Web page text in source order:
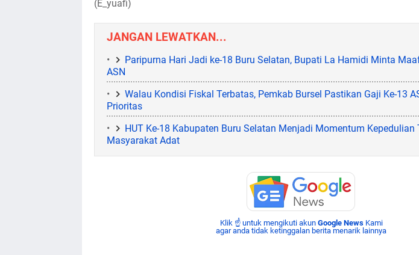
(E_yuafi)
JANGAN LEWATKAN...
Paripurna Hari Jadi ke-18 Buru Selatan, Bupati La Hamidi Minta
ASN
Walau Kondisi Fiskal Terbatas, Pemkab Bursel Pastikan Gaji Ke-13
Prioritas
HUT Ke-18 Kabupaten Buru Selatan Menjadi Momentum Kepedulian
Masyarakat Adat
Klik ☝ untuk mengikuti akun Google NewsKami
agar anda tidak ketinggalan berita menarik lainnya